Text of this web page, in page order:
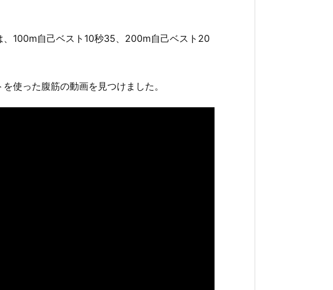
100m自己ベスト10秒35、200m自己ベスト20
使った腹筋の動画を見つけました。